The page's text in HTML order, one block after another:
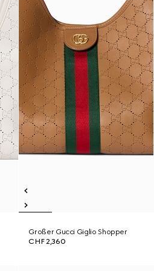
Großer Gucci Giglio Shopper
CHF 2,360